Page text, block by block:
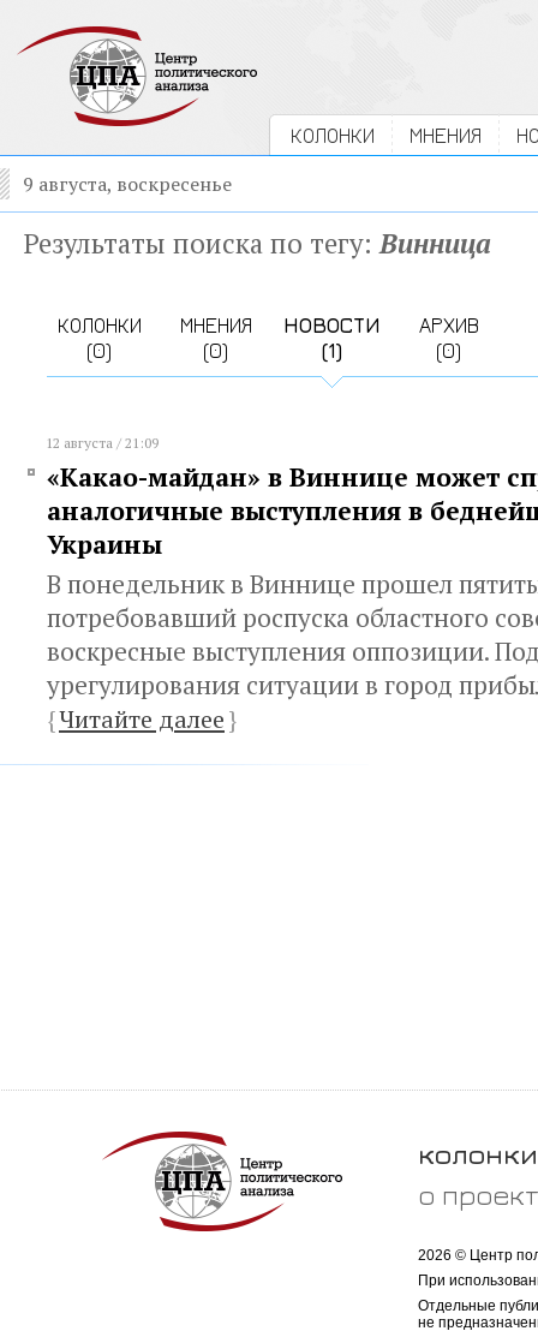
КОЛОНКИ МНЕНИЯ
9 августа, воскресенье
Результаты поиска по тегу:Винница
КОЛОНКИ
(0)
МНЕНИЯ
(0)
НОВОСТИ
(1)
АРХИВ
(0)
12 августа / 21:09
«Какао-майдан» в Виннице может
аналогичные выступления в
Украины
В понедельник в Виннице прошел
потребовавший роспуска областного
воскресные выступления оппозиции.
урегулирования ситуации в город
{Читайте далее}
колонки
о
2026 © Центр
При
Отдельные
не